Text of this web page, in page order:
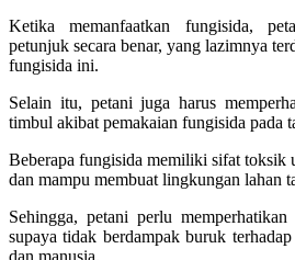
Ketika memanfaatkan fungisida,
petunjuk secara benar, yang lazimnya
fungisida ini.
Selain itu, petani juga harus
timbul akibat pemakaian fungisida pada
Beberapa fungisida memiliki sifat toksik
dan mampu membuat lingkungan lahan
Sehingga, petani perlu
supaya tidak berdampak buruk